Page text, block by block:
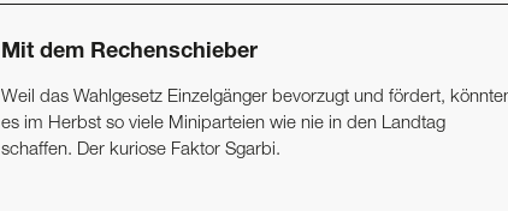
Mit dem Rechenschieber
Weil das Wahlgesetz Einzelgänger bevorzugt und fördert,
es im Herbst so viele Miniparteien wie nie in den Landtag
schaffen. Der kuriose Faktor Sgarbi.